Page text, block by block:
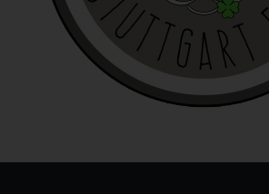
identifizierbar wird eine natürliche
direkt oder indirekt, insbesondere
einer Kennung wie einem Namen, zu
zu Standortdaten, zu einer Online-
einem oder mehreren besonderen
Ausdruck der physischen,
werden kann.